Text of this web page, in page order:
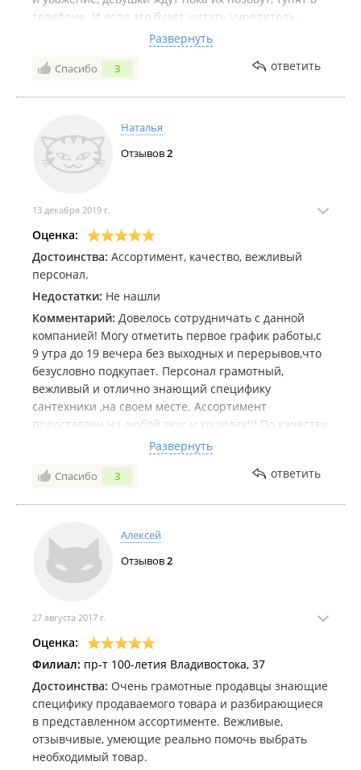
телефоне. И если это будет читать учредитель,
магазинов масса если вы не цените клиентов то
увы, это предприятие обречено стать мелким и не
интересным хозяйственным ларьком
Развернуть
Спасибо 3 ответить
Наталья
Отзывов2
13 декабря 2019 г.
Оценка:
Достоинства: Ассортимент, качество, вежливый
персонал.
Недостатки: Не нашли
Комментарий: Довелось сотрудничать с данной
компанией! Могу отметить первое график работы,с
9 утра до 19 вечера без выходных и перерывов,что
безусловно подкупает. Персонал грамотный,
вежливый и отлично знающий специфику
сантехники ,на своем месте. Ассортимент
представлен на любой вкус и кошелек!!! По качеству
товара нет никаких претензий! Можно приобрести
всё,от прокладки до фаянса,счётчиков для воды,
смесителей, полотенцесушителей ,радиаторов
помещений есть всё необходимое. Магазины
расположены в разных и удобных районах города.
Будем надеяться на дальнейшее
сотрудничество.Спасибо))
Развернуть
Спасибо 3 ответить
Алексей
Отзывов2
27 августа 2017 г.
Оценка:
Филиал: пр-т 100-летия Владивостока, 37
Достоинства: Очень грамотные продавцы знающие
специфику продаваемого товара и разбирающиеся
в представленном ассортименте. Вежливые,
отзывчивые, умеющие реально помочь выбрать
необходимый товар.